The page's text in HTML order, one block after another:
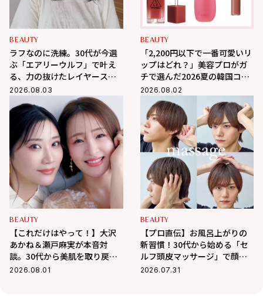
BEAUTY
ラフなのに洗練。30代が今選
ぶ「エアリーウルフ」で叶え
る、力の抜けたレイヤースタ
イル
2026.08.03
BEAUTY
「2,200円以下で一番可愛いリ
ップはどれ？」美容プロがガ
チで選んだ2026夏の韓国コス
メ3選
2026.08.02
BEAUTY
【これだけはやって！】大沢
あかね＆瀬戸麻実が本音対
談。30代から美肌を取り戻す
スキンケアの正解
2026.08.01
BEAUTY
【プロ直伝】お風呂上がりの
新習慣！30代から始める「セ
ルフ頭皮マッサージ」で顔ま
わりスッキリ、たるみ・抜け
2026.07.31